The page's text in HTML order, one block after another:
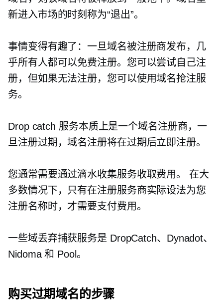
新进入市场的时刻称为“退出”。
事情变得有趣了：一旦域名被注册商发布，几
乎所有人都可以免费注册。您可以尝试自己注
册，但如果无法注册，您可以使用域名抢注服
务。
Drop catch 服务本质上是一个域名注册商，一
旦注册过期，域名注册将在过期后立即注册。
您通常需要通过滴水收集服务收取费用。 在大
多数情况下，只有在注册服务商实际设法为您
注册名称时，才需要支付费用。
一些域丢弃捕获服务是 DropCatch、Dynadot、
Nidoma 和 Pool。
购买过期域名的步骤